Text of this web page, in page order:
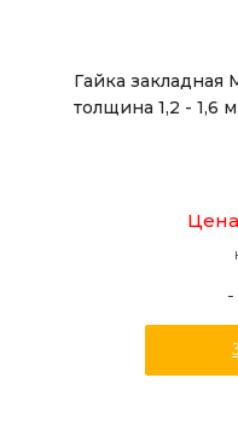
Гайка закладная
толщина 1,2 - 1,6
-